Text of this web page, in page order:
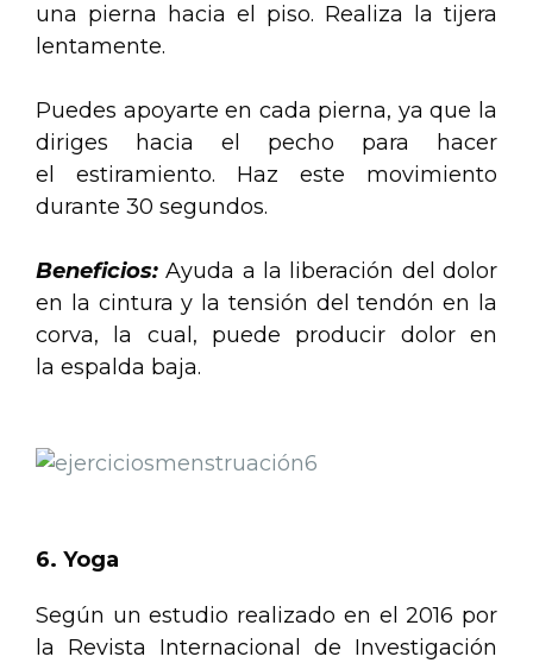
una pierna hacia el piso. Realiza la tijera
lentamente.
Puedes apoyarte en cada pierna, ya que la
diriges hacia el pecho para hacer
el estiramiento. Haz este movimiento
durante 30 segundos.
Beneficios: Ayuda a la liberación del dolor
en la cintura y la tensión del tendón en la
corva, la cual, puede producir dolor en
la espalda baja.
6. Yoga
Según un estudio realizado en el 2016 por
la Revista Internacional de Investigación